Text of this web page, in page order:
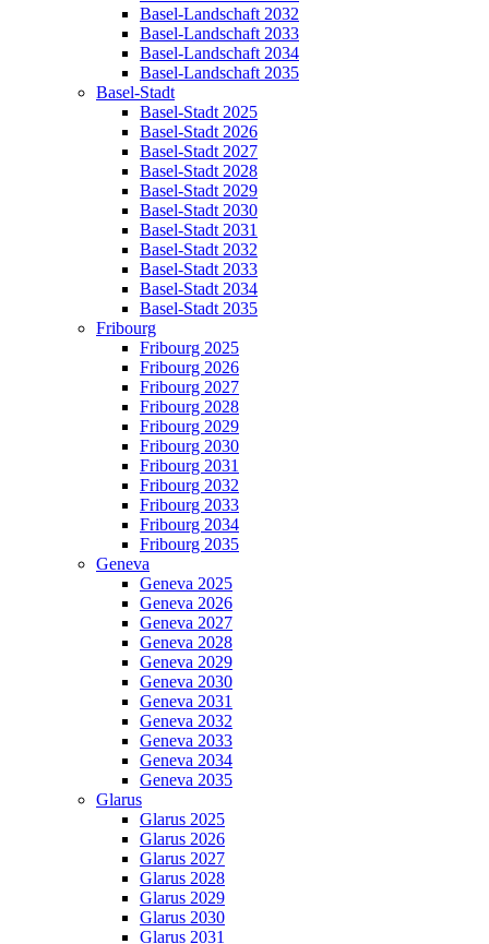
Basel-Landschaft 2032
Basel-Landschaft 2033
Basel-Landschaft 2034
Basel-Landschaft 2035
Basel-Stadt
Basel-Stadt 2025
Basel-Stadt 2026
Basel-Stadt 2027
Basel-Stadt 2028
Basel-Stadt 2029
Basel-Stadt 2030
Basel-Stadt 2031
Basel-Stadt 2032
Basel-Stadt 2033
Basel-Stadt 2034
Basel-Stadt 2035
Fribourg
Fribourg 2025
Fribourg 2026
Fribourg 2027
Fribourg 2028
Fribourg 2029
Fribourg 2030
Fribourg 2031
Fribourg 2032
Fribourg 2033
Fribourg 2034
Fribourg 2035
Geneva
Geneva 2025
Geneva 2026
Geneva 2027
Geneva 2028
Geneva 2029
Geneva 2030
Geneva 2031
Geneva 2032
Geneva 2033
Geneva 2034
Geneva 2035
Glarus
Glarus 2025
Glarus 2026
Glarus 2027
Glarus 2028
Glarus 2029
Glarus 2030
Glarus 2031